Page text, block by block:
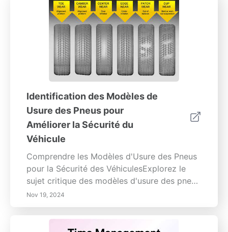
Identification des Modèles de
Usure des Pneus pour
Améliorer la Sécurité du
Véhicule
Comprendre les Modèles d'Usure des Pneus
pour la Sécurité des VéhiculesExplorez le
sujet critique des modèles d'usure des pneus
et leur impact sur la performance et la
sécurité du véhicule. Cet article informatif
examine en profondeur les différents types
d'usure des pneus, tels que l'usure inégale,
Nov 19, 2024